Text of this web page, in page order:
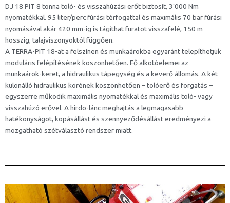
DJ 18 PIT 8 tonna toló- és visszahúzási erőt biztosít, 3’000 Nm
nyomatékkal. 95 liter/perc fúrási térfogattal és maximális 70 bar fúrási
nyomásával akár 420 mm-ig is tágíthat furatot visszafelé, 150 m
hosszig, talajviszonyoktól függően.
A TERRA-PIT 18-at a felszínen és munkaárokba egyaránt telepíthetjük
moduláris felépítésének köszönhetően. Fő alkotóelemei az
munkaárok-keret, a hidraulikus tápegység és a keverő állomás. A két
különálló hidraulikus körének köszönhetően – tolóerő és forgatás –
egyszerre működik maximális nyomatékkal és maximális toló- vagy
visszahúzó erővel. A hirdo-lánc meghajtás a legmagasabb
hatékonyságot, kopásállást és szennyeződésállást eredményezi a
mozgatható szétválasztó rendszer miatt.